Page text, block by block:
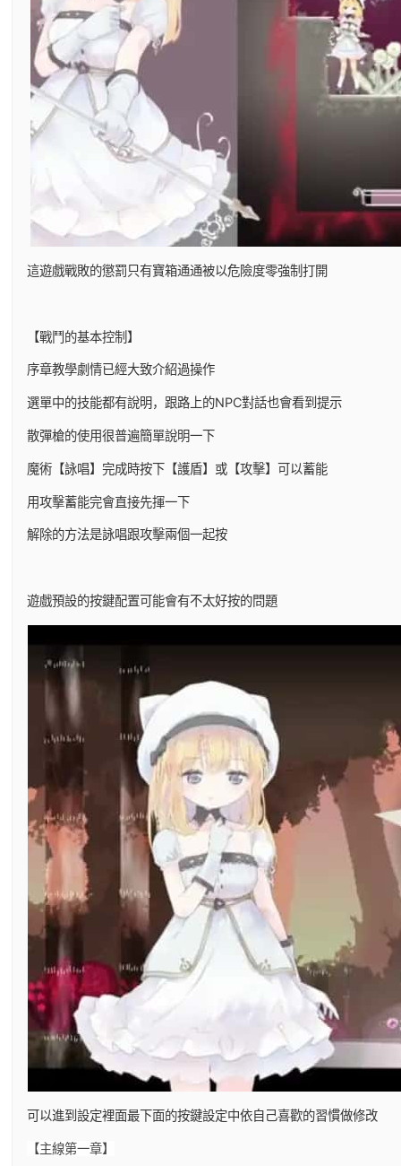
這遊戲戰敗的懲罰只有寶箱通通被以危險度零強制打開
【戰鬥的基本控制】
序章教學劇情已經大致介紹過操作
選單中的技能都有說明，跟路上的NPC對話也會看到提示
散彈槍的使用很普遍簡單說明一下
魔術【詠唱】完成時按下【護盾】或【攻擊】可以蓄能
用攻擊蓄能完會直接先揮一下
解除的方法是詠唱跟攻擊兩個一起按
遊戲預設的按鍵配置可能會有不太好按的問題
可以進到設定裡面最下面的按鍵設定中依自己喜歡的習慣做修改
【主線第一章】